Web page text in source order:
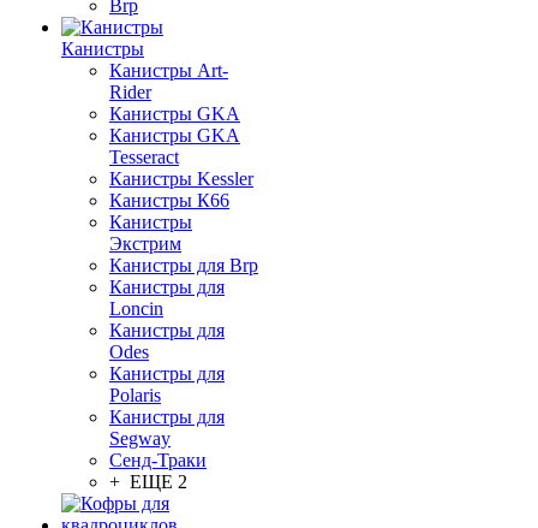
Brp
Канистры
Канистры Art-
Rider
Канистры GKA
Канистры GKA
Tesseract
Канистры Kessler
Канистры К66
Канистры
Экстрим
Канистры для Brp
Канистры для
Loncin
Канистры для
Odes
Канистры для
Polaris
Канистры для
Segway
Сенд-Траки
+ ЕЩЕ 2